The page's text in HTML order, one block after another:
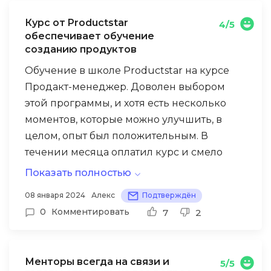
бомбической лекцией про метрику и
Спасибо, за такой материал и контент в
целом. Буду исследовать в свободное
время, что бы иметь представление, а
может даже работать в этом направлении.
Кто знает, к чему это может привести.
Приятно было послушать и увидеть новых
и открытых к беседе людей. Всех благ!
Курс от Productstar
обеспечивает обучение
созданию продуктов
4/5
Обучение в школе Productstar на курсе
Продакт-менеджер. Доволен выбором
этой программы, и хотя есть несколько
моментов, которые можно улучшить, в
целом, опыт был положительным. В
течении месяца оплатил курс и смело
двигался к своим целям.
Одним из ключевых плюсов является
поддержка менторов. Ребята менторы
навыкам и применять их на практике,
Показать полностью
08 января 2024 Алекс Подтверждён
0 Комментировать 7 2
Менторы всегда на связи и
5/5